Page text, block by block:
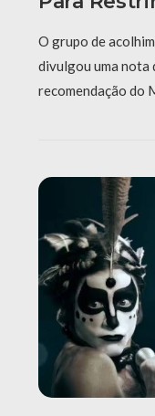
O grupo de
divulgou uma nota
recomendação do